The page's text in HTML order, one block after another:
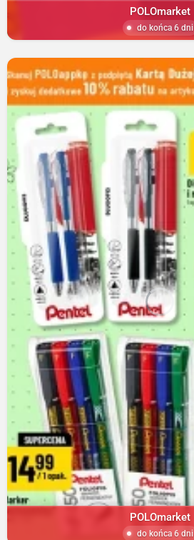
POLOmarket
do końca 6 dni
POLOmarket
do końca 6 dni